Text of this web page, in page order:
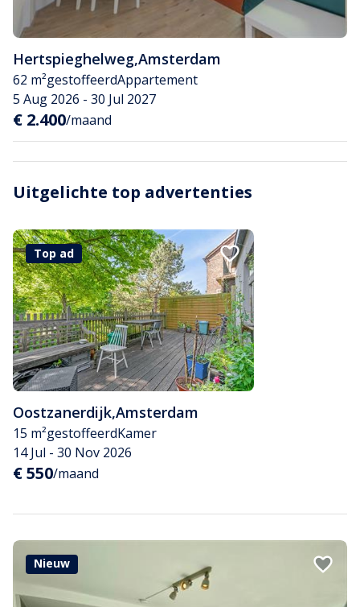
Hertspieghelweg,Amsterdam
62 m²gestoffeerdAppartement
5 Aug 2026 - 30 Jul 2027
€ 2.400/maand
Uitgelichte top advertenties
Top ad
Oostzanerdijk,Amsterdam
15 m²gestoffeerdKamer
14 Jul - 30 Nov 2026
€ 550/maand
Nieuw